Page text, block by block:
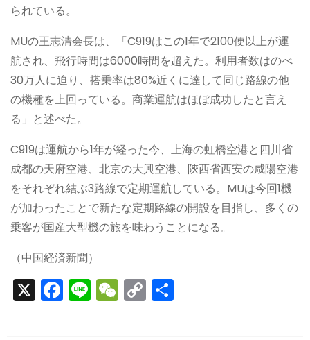
られている。
MUの王志清会長は、「C919はこの1年で2100便以上が運
航され、飛行時間は6000時間を超えた。利用者数はのべ
30万人に迫り、搭乗率は80%近くに達して同じ路線の他
の機種を上回っている。商業運航はほぼ成功したと言え
る」と述べた。
C919は運航から1年が経った今、上海の虹橋空港と四川省
成都の天府空港、北京の大興空港、陝西省西安の咸陽空港
をそれぞれ結ぶ3路線で定期運航している。MUは今回1機
が加わったことで新たな定期路線の開設を目指し、多くの
乗客が国産大型機の旅を味わうことになる。
（中国経済新聞）
X F
a
Li
n
W
e
C
o